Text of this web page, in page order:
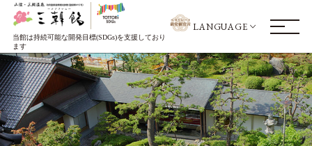
当館は持続可能な開発目標(SDGs)を支援しており
ます
LANGUAGE